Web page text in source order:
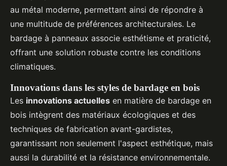
au métal moderne, permettant ainsi de répondre à
une multitude de préférences architecturales. Le
bardage à panneaux associe esthétisme et praticité,
offrant une solution robuste contre les conditions
climatiques.
Innovations dans les styles de bardage en bois
Les innovations actuelles en matière de bardage en
bois intègrent des matériaux écologiques et des
techniques de fabrication avant-gardistes,
garantissant non seulement l'aspect esthétique, mais
aussi la durabilité et la résistance environnementale.